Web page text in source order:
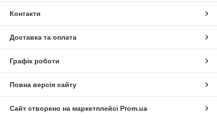
Контакти
Доставка та оплата
Графік роботи
Повна версія сайту
Сайт створено на маркетплейсі Prom.ua